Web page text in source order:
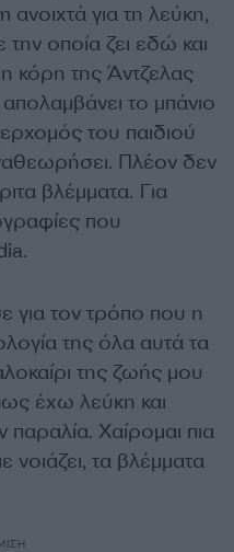
για τη λεύκη,
οποία ζει εδώ και
κόρη της Άντζελας
το μπάνιο
του παιδιού
Πλέον δεν
βλέμματα. Για
που
για τον τρόπο που η
της όλα αυτά τα
της ζωής μου
έχω λεύκη και
Χαίρομαι πια
νοιάζει, τα βλέμματα